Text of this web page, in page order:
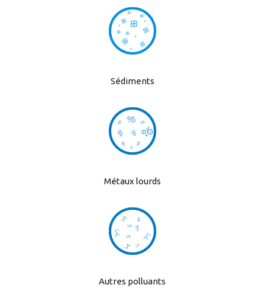
Sédiments
Métaux lourds
Autres polluants